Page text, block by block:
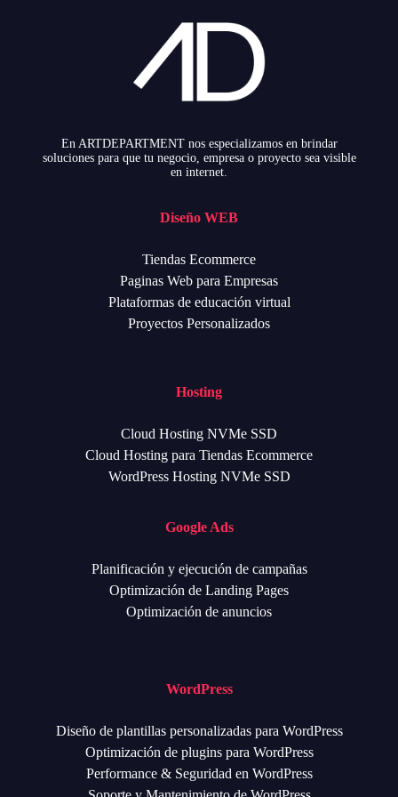
En ARTDEPARTMENT nos especializamos en brindar
soluciones para que tu negocio, empresa o proyecto sea visible
en internet.
Diseño WEB
Tiendas Ecommerce
Paginas Web para Empresas
Plataformas de educación virtual
Proyectos Personalizados
Hosting
Cloud Hosting NVMe SSD
Cloud Hosting para Tiendas Ecommerce
WordPress Hosting NVMe SSD
Google Ads
Planificación y ejecución de campañas
Optimización de Landing Pages
Optimización de anuncios
WordPress
Diseño de plantillas personalizadas para WordPress
Optimización de plugins para WordPress
Performance & Seguridad en WordPress